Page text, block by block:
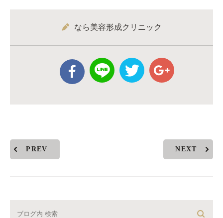
なら美容形成クリニック
PREV NEXT